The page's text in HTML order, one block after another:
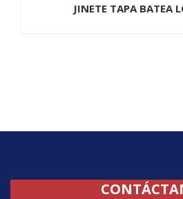
SENSOR TEMPERATURA